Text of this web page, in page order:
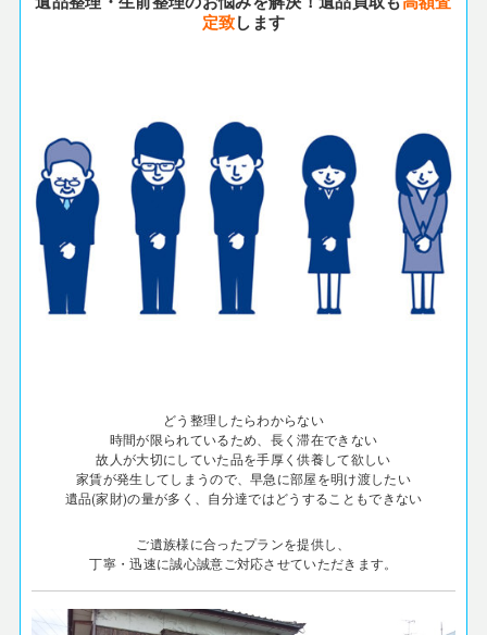
定致します
どう整理したらわからない
時間が限られているため、長く滞在できない
故人が大切にしていた品を手厚く供養して欲しい
家賃が発生してしまうので、早急に部屋を明け渡したい
遺品(家財)の量が多く、自分達ではどうすることもできない
ご遺族様に合ったプランを提供し、
丁寧・迅速に誠心誠意ご対応させていただきます。